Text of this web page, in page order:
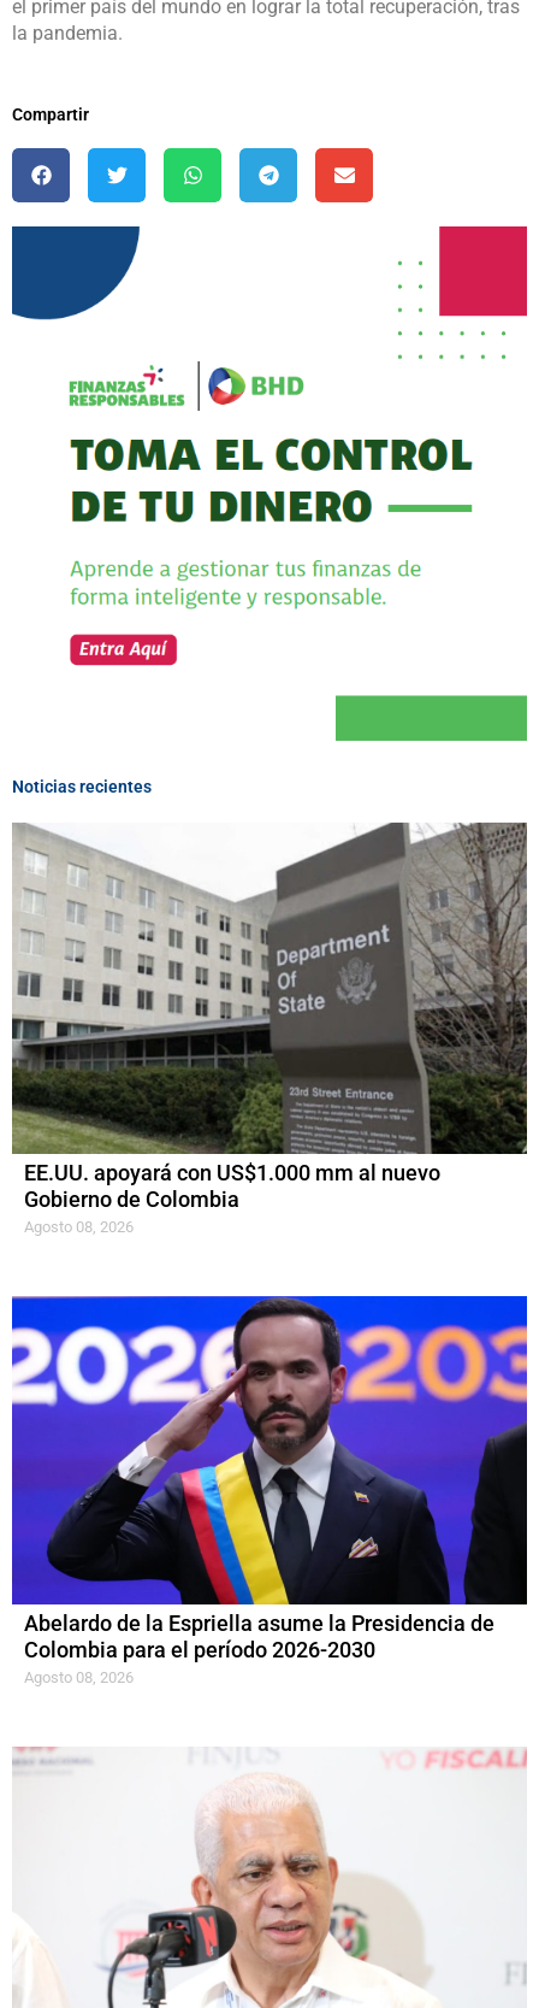
el primer país del mundo en lograr la total recuperación, tras
la pandemia.
Compartir
Noticias recientes
EE.UU. apoyará con US$1.000 mm al nuevo
Gobierno de Colombia
Agosto 08, 2026
Abelardo de la Espriella asume la Presidencia de
Colombia para el período 2026-2030
Agosto 08, 2026